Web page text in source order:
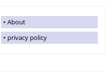
About
privacy policy